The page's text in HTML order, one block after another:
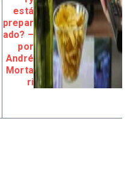
está
prepar
ado? –
por
André
Morta
ri